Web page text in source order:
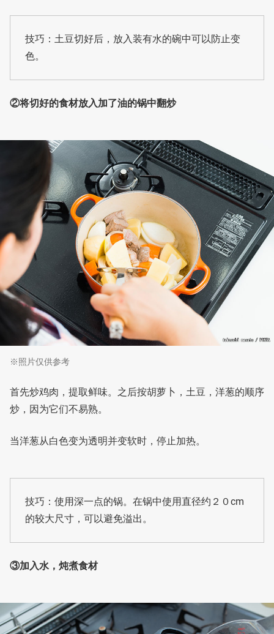
技巧：土豆切好后，放入装有水的碗中可以防止变
色。
②将切好的食材放入加了油的锅中翻炒
※照片仅供参考
首先炒鸡肉，提取鲜味。之后按胡萝卜，土豆，洋葱的顺序
炒，因为它们不易熟。
当洋葱从白色变为透明并变软时，停止加热。
技巧：使用深一点的锅。在锅中使用直径约２０cm
的较大尺寸，可以避免溢出。
③加入水，炖煮食材